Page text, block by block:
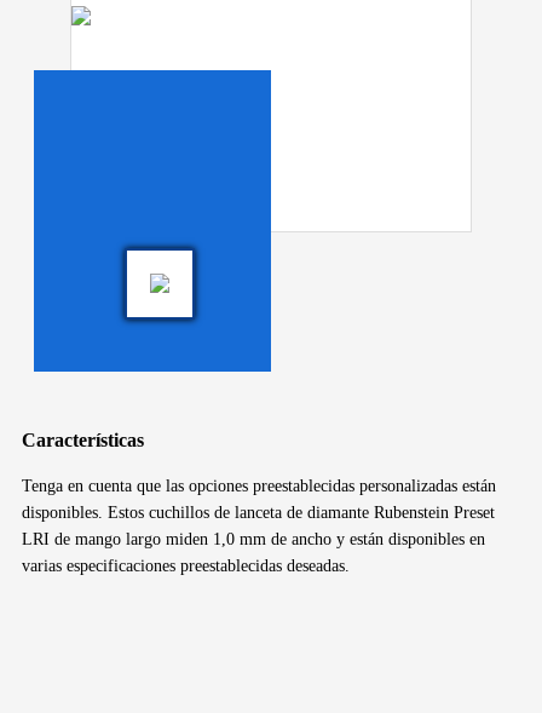
Características
Tenga en cuenta que las opciones preestablecidas personalizadas están
disponibles. Estos cuchillos de lanceta de diamante Rubenstein Preset
LRI de mango largo miden 1,0 mm de ancho y están disponibles en
varias especificaciones preestablecidas deseadas.